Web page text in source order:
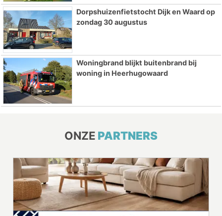
Dorpshuizenfietstocht Dijk en Waard op
zondag 30 augustus
Woningbrand blijkt buitenbrand bij
woning in Heerhugowaard
ONZE PARTNERS